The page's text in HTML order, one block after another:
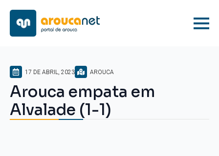
17 DE ABRIL, 2023 AROUCA
Arouca empata em
Alvalade (1-1)